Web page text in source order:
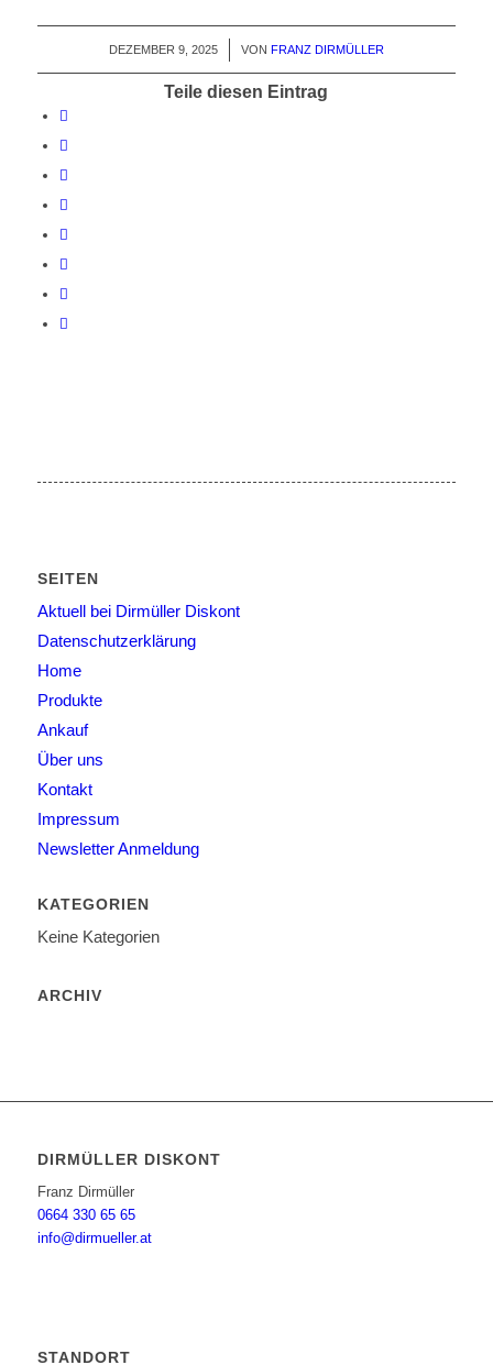
DEZEMBER 9, 2025
/ VON FRANZ DIRMÜLLER
Teile diesen Eintrag
SEITEN
Aktuell bei Dirmüller Diskont
Datenschutzerklärung
Home
Produkte
Ankauf
Über uns
Kontakt
Impressum
Newsletter Anmeldung
KATEGORIEN
Keine Kategorien
ARCHIV
DIRMÜLLER DISKONT
Franz Dirmüller
0664 330 65 65
info@dirmueller.at
STANDORT